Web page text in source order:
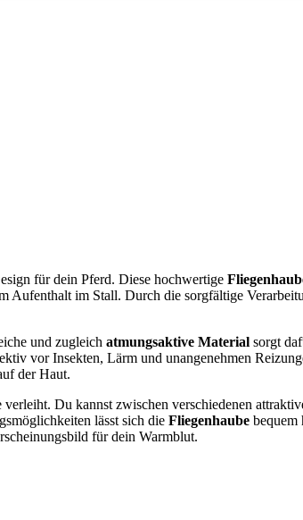
für dein Pferd. Diese hochwertige
Aufenthalt im Stall. Durch die sorgfältige
und zugleich atmungsaktive Material sorgt
vor Insekten, Lärm und unangenehmen
der Haut.
verleiht. Du kannst zwischen verschiedenen
lässt sich die Fliegenhaube bequem
für dein Warmblut.